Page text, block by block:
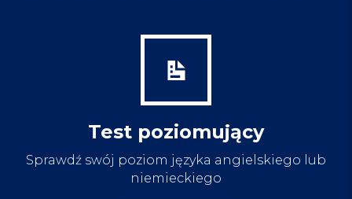
Test poziomujący
Sprawdź swój poziom języka angielskiego lub
niemieckiego